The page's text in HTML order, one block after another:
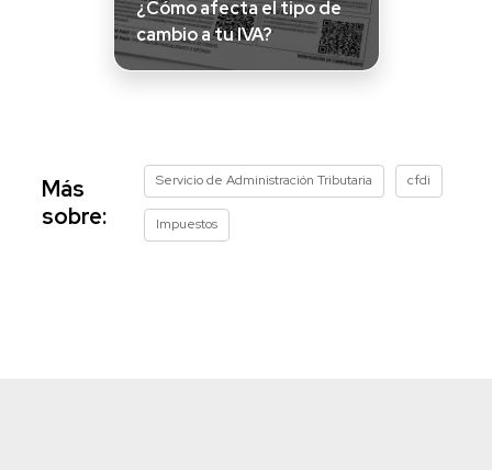
¿Cómo afecta el tipo de
cambio a tu IVA?
Más
sobre:
Servicio de Administración Tributaria cfdi
Impuestos